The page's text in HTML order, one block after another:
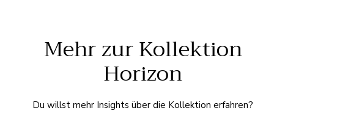
Mehr zur Kollektion
Horizon
Du willst mehr Insights über die Kollektion erfahren?